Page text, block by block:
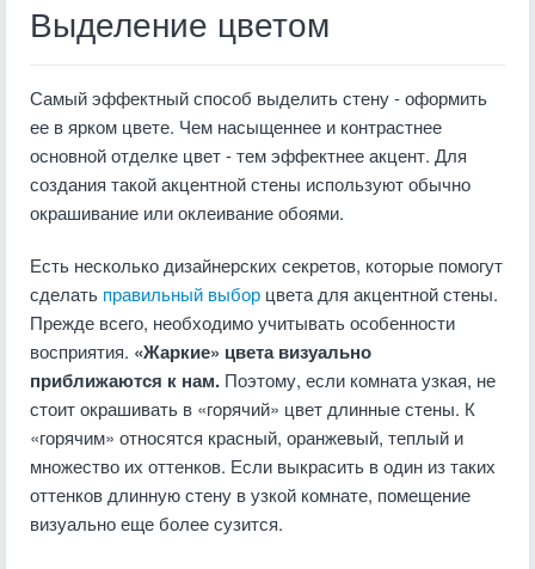
Выделение цветом
Самый эффектный способ выделить стену - оформить
ее в ярком цвете. Чем насыщеннее и контрастнее
основной отделке цвет - тем эффектнее акцент. Для
создания такой акцентной стены используют обычно
окрашивание или оклеивание обоями.
Есть несколько дизайнерских секретов, которые помогут
сделать правильный выбор цвета для акцентной стены.
Прежде всего, необходимо учитывать особенности
восприятия. «Жаркие» цвета визуально
приближаются к нам. Поэтому, если комната узкая, не
стоит окрашивать в «горячий» цвет длинные стены. К
«горячим» относятся красный, оранжевый, теплый и
множество их оттенков. Если выкрасить в один из таких
оттенков длинную стену в узкой комнате, помещение
визуально еще более сузится.